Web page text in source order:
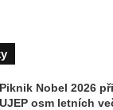
Piknik Nobel 2026
UJEP osm letních